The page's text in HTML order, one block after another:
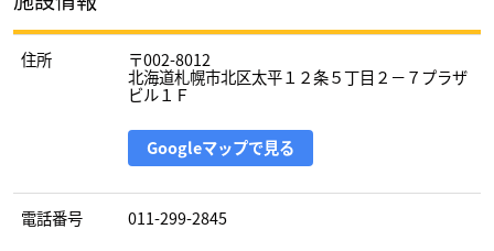
住所 〒002-8012
北海道札幌市北区太平１２条５丁目２－７プラザ
ビル１Ｆ
Googleマップで見る
電話番号 011-299-2845